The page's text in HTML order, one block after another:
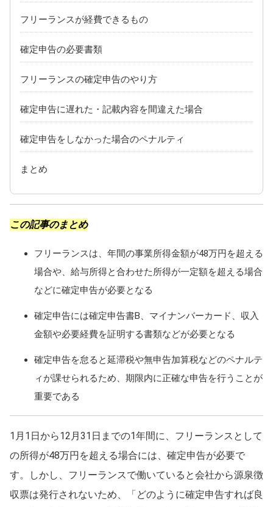
フリーランスが経費できるもの
確定申告の必要書類
フリーランスの確定申告のやり方
確定申告に遅れた・記載内容を間違えた場合
確定申告をしなかった場合のペナルティ
まとめ
この記事のまとめ
フリーランスは、年間の事業所得金額が48万円を超える
場合や、給与所得と合わせた所得が一定額を超える場合
などに確定申告が必要となる
確定申告には確定申告書B、マイナンバーカード、収入
金額や必要経費を証明する書類などが必要となる
確定申告を怠ると延滞税や無申告加算税などのペナルテ
ィが課せられるため、期限内に正確な申告を行うことが
重要である
1月1日から12月31日までの1年間に、フリーランスとして
の所得が48万円を超える場合には、確定申告が必要で
す。しかし、フリーランスで働いていると会社から源泉徴
収票は発行されないため、「どのように確定申告すれば良
徳島県 高知県
九州・沖縄
鹿児島県 宮崎県